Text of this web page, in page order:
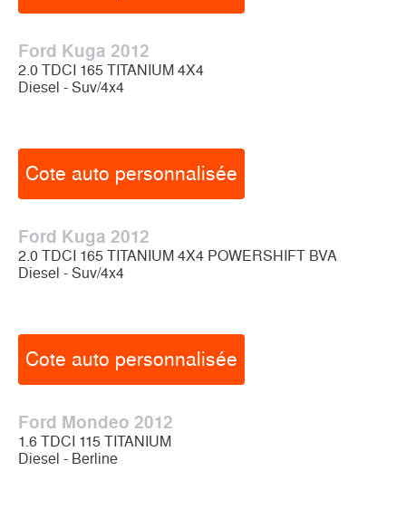
Ford Kuga 2012
2.0 TDCI 165 TITANIUM 4X4
Diesel - Suv/4x4
Cote auto personnalisée
Ford Kuga 2012
2.0 TDCI 165 TITANIUM 4X4 POWERSHIFT BVA
Diesel - Suv/4x4
Cote auto personnalisée
Ford Mondeo 2012
1.6 TDCI 115 TITANIUM
Diesel - Berline